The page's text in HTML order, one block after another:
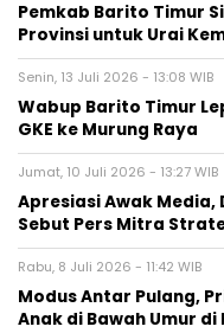
Pemkab Barito Timur
Provinsi untuk Urai
Senin, 13 Juli 2026 - 13:08 WIB
Wabup Barito Timur
GKE ke Murung Raya
Jumat, 10 Juli 2026 - 13:27 WIB
Apresiasi Awak Media,
Sebut Pers Mitra
Rabu, 8 Juli 2026 - 11:42 WIB
Modus Antar Pulang,
Anak di Bawah Umur di